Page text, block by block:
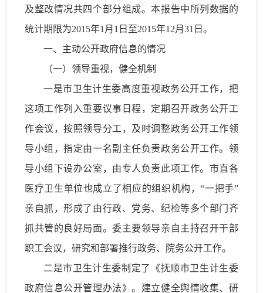
及整改情况共四个部分组成。本报告中所列数据的
统计期限为2015年1月1日至2015年12月31日。
一、主动公开政府信息的情况
（一）领导重视，健全机制
一是市卫生计生委高度重视政务公开工作，把
这项工作列入重要议事日程，定期召开政务公开工
作会议，按照领导分工，及时调整政务公开工作领
导小组，指定由一名副主任负责政务公开工作。领
导小组下设办公室，由专人负责此项工作。市直各
医疗卫生单位也成立了相应的组织机构，“一把手”
亲自抓，形成了由行政、党务、纪检等多个部门齐
抓共管的良好局面。委主要领导亲自主持召开干部
职工会议，研究和部署推行政务、院务公开工作。
二是市卫生计生委制定了《抚顺市卫生计生委
政府信息公开管理办法》。建立健全舆情收集、研